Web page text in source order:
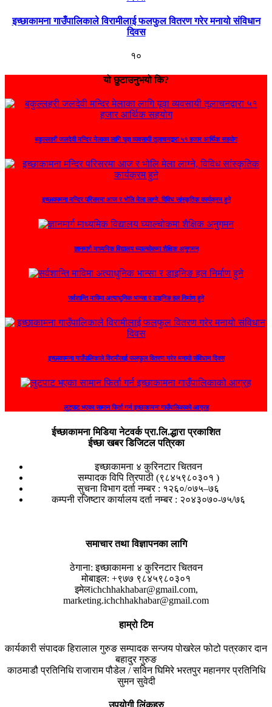
इच्छाकामना गाउँपालिकाले विरामीलाई फलफुल वितरण गरेर मनायो संविधान
दिवस
१०
यो छुटाउनुभयो कि?
बकुल्लहरी जलदेवी मन्दिर मेलाका लागि यूवा व्यवसायी तूलाचनद्वारा ५१ हजार आर्थिक सहयोग
इच्छाकामना मन्दिर परिसरमा आज र भोलि मेला लाग्ने, विविध सांस्कृतिक कार्यक्रम हुने
ज्ञानमार्ग माध्यमिक विद्यालय घ्याल्चोकमा शैक्षिक अनुगमन
सर्वशान्ति माविमा अत्याधुनिक भान्सा र डाइनिङ हल निर्माण हुने
इच्छाकामना गाउँपालिकाले विरामीलाई फलफुल वितरण गरेर मनायो संविधान दिवस
लुटपाट भएका सामान फिर्ता गर्न इच्छाकामना गाउँपालिकाको आग्रह
ईच्छाकामना मिडिया नेटवर्क प्रा.लि.द्धारा प्रकाशित
ईच्छा खबर डिजिटल पत्रिका
इच्छाकामना ४ कुरिनटार चितवन
सम्पादक विपि त्रिपाठी (९८४५९८०३०१ )
सुचना विभाग दर्ता नम्बर : १२६०/०७५–७६
कम्पनी रजिष्टार कार्यालय दर्ता नम्बर : २०४३०७०-७५/७६
समाचार तथा विज्ञापनका लागि
ठेगाना: इच्छाकामना ४ कुरिनटार चितवन
मोबाइल: +९७७ ९८४५९८०३०१
इमेलichchhakhabar@gmail.com,
marketing.ichchhakhabar@gmail.com
हाम्रो टिम
कार्यकारी संपादकहिरालाल गुरुङसम्पादकसन्जय पोखरेलफोटो पत्रकारदान
बहादुर गुरुङ
काठमाडौ प्रतिनिधिराजाराम पौडेल / सविन घिमिरेभरतपुर महानगर प्रतिनिधि
सुमन सुवेदी
उपयोगी लिंकहरु